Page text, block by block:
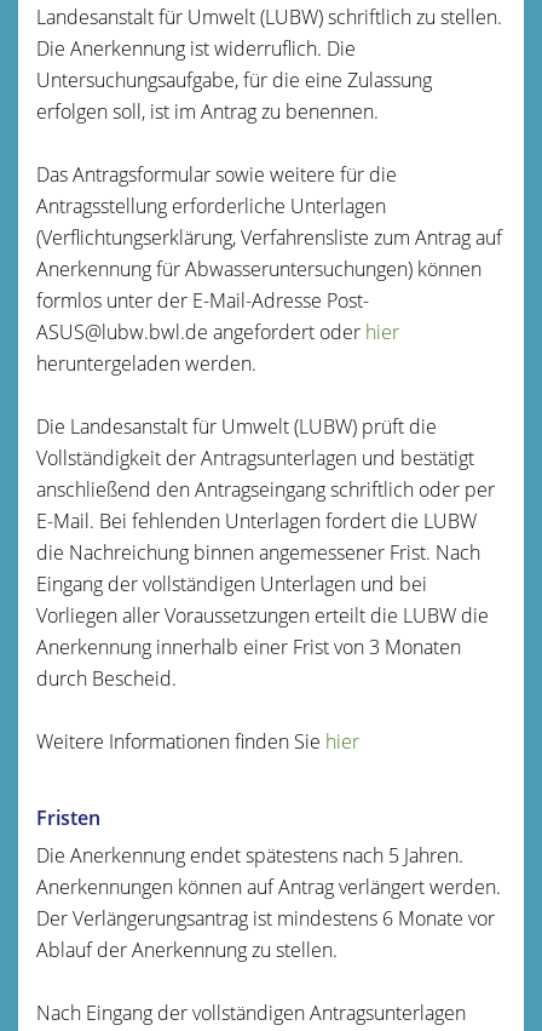
Landesanstalt für Umwelt (LUBW) schriftlich zu stellen.
Die Anerkennung ist widerruflich. Die
Untersuchungsaufgabe, für die eine Zulassung
erfolgen soll, ist im Antrag zu benennen.
Das Antragsformular sowie weitere für die
Antragsstellung erforderliche Unterlagen
(Verflichtungserklärung, Verfahrensliste zum Antrag auf
Anerkennung für Abwasseruntersuchungen) können
formlos unter der E-Mail-Adresse Post-
ASUS@lubw.bwl.de angefordert oder hier
heruntergeladen werden.
Die Landesanstalt für Umwelt (LUBW) prüft die
Vollständigkeit der Antragsunterlagen und bestätigt
anschließend den Antragseingang schriftlich oder per
E-Mail. Bei fehlenden Unterlagen fordert die LUBW
die Nachreichung binnen angemessener Frist. Nach
Eingang der vollständigen Unterlagen und bei
Vorliegen aller Voraussetzungen erteilt die LUBW die
Anerkennung innerhalb einer Frist von 3 Monaten
durch Bescheid.
Weitere Informationen finden Sie hier
Fristen
Die Anerkennung endet spätestens nach 5 Jahren.
Anerkennungen können auf Antrag verlängert werden.
Der Verlängerungsantrag ist mindestens 6 Monate vor
Ablauf der Anerkennung zu stellen.
Nach Eingang der vollständigen Antragsunterlagen